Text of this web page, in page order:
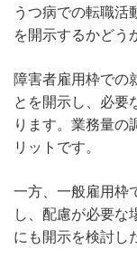
うつ病での転職活
を開示するかどう
障害者雇用枠での
とを開示し、必要
ります。業務量の
リットです。
一方、一般雇用枠
し、配慮が必要な
にも開示を検討し